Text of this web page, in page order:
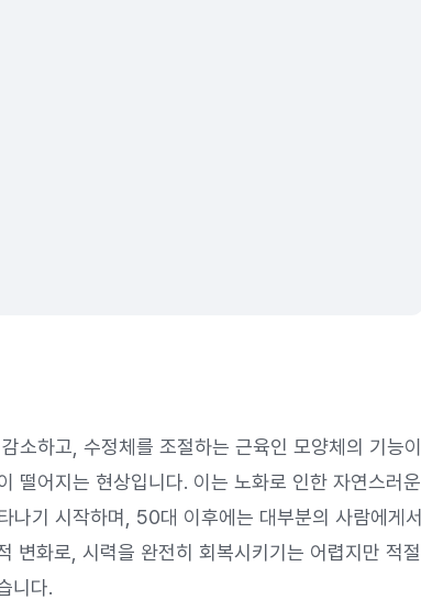
소하고, 수정체를 조절하는 근육인 모양체의 기능이
떨어지는 현상입니다. 이는 노화로 인한 자연스러운
기 시작하며, 50대 이후에는 대부분의 사람에게서
변화로, 시력을 완전히 회복시키기는 어렵지만 적절
니다.